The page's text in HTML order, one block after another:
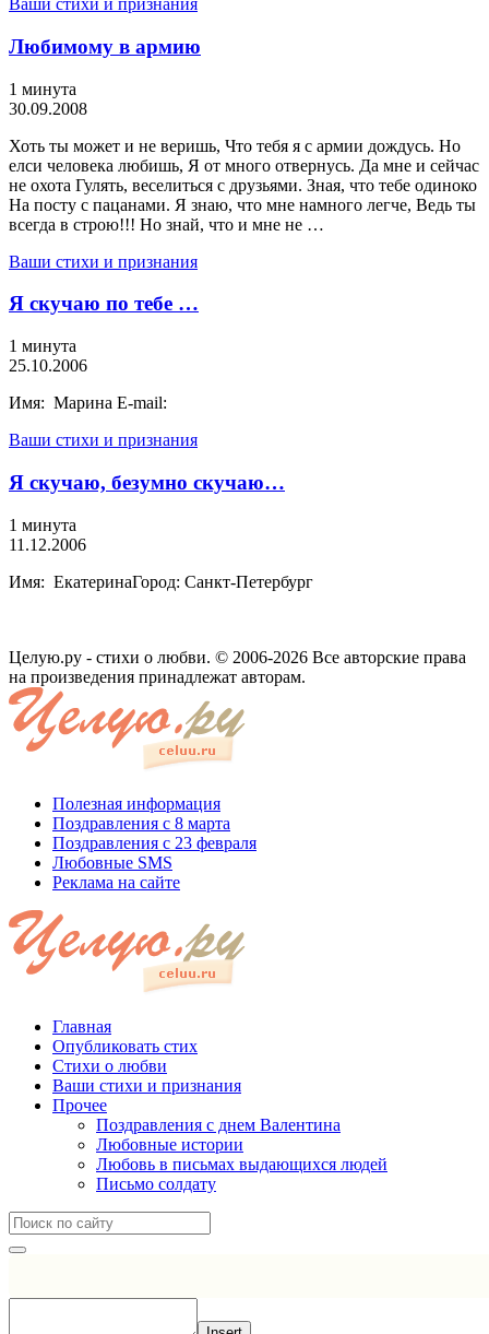
Ваши стихи и признания
Любимому в армию
1 минута
30.09.2008
Хоть ты может и не веришь, Что тебя я с армии дождусь. Но
елси человека любишь, Я от много отвернусь. Да мне и сейчас
не охота Гулять, веселиться с друзьями. Зная, что тебе одиноко
На посту с пацанами. Я знаю, что мне намного легче, Ведь ты
всегда в строю!!! Но знай, что и мне не …
Ваши стихи и признания
Я скучаю по тебе …
1 минута
25.10.2006
Имя: Марина E-mail:
Ваши стихи и признания
Я скучаю, безумно скучаю…
1 минута
11.12.2006
Имя: ЕкатеринаГород: Санкт-Петербург
Целую.ру - стихи о любви. © 2006-2026 Все авторские права
на произведения принадлежат авторам.
Полезная информация
Поздравления с 8 марта
Поздравления с 23 февраля
Любовные SMS
Реклама на сайте
Главная
Опубликовать стих
Стихи о любви
Ваши стихи и признания
Прочее
Поздравления с днем Валентина
Любовные истории
Любовь в письмах выдающихся людей
Письмо солдату